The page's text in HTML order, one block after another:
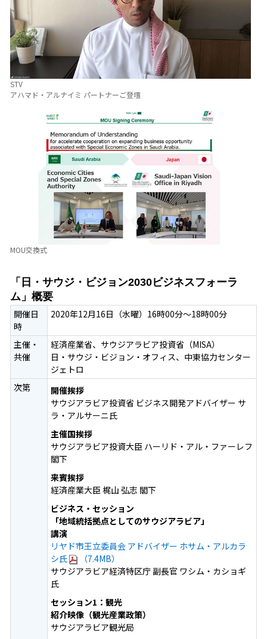
STV
アハマド・アルナイミ パートナーご登壇
MOU交換式
「日・サウジ・ビジョン2030ビジネスフォーラ
ム」概要
開催日
時
2020年12月16日（水曜）16時00分～18時00分
主催・
共催
経済産業省、サウジアラビア投資省（MISA）
日・サウジ・ビジョン・オフィス、中東協力センター
ジェトロ
次第
開催挨拶
サウジアラビア投資省 ビジネス開発アドバイザー サ
ラ・アルサーニ氏
主催国挨拶
サウジアラビア投資大臣 ハーリド・アル・ファーレフ
閣下
来賓挨拶
経済産業大臣 梶山 弘志 閣下
ビジネス・セッション
「地域統括拠点としてのサウジアラビア」
講演
リヤド市王立委員会 アドバイザー ホサム・アルカラ
シ氏
（7.4MB）
サウジアラビア経済特区庁 副長官 ワシム・カショギ
氏
セッション1：観光
紹介映像（観光産業政策）
サウジアラビア観光局